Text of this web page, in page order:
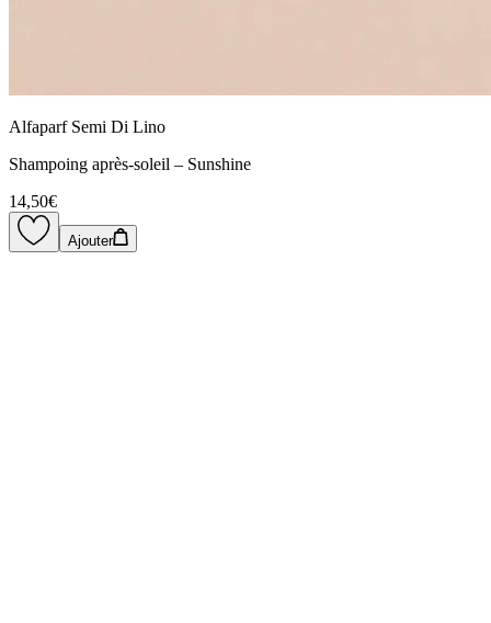
Alfaparf Semi Di Lino
Shampoing après-soleil – Sunshine
14,50€
Ajouter